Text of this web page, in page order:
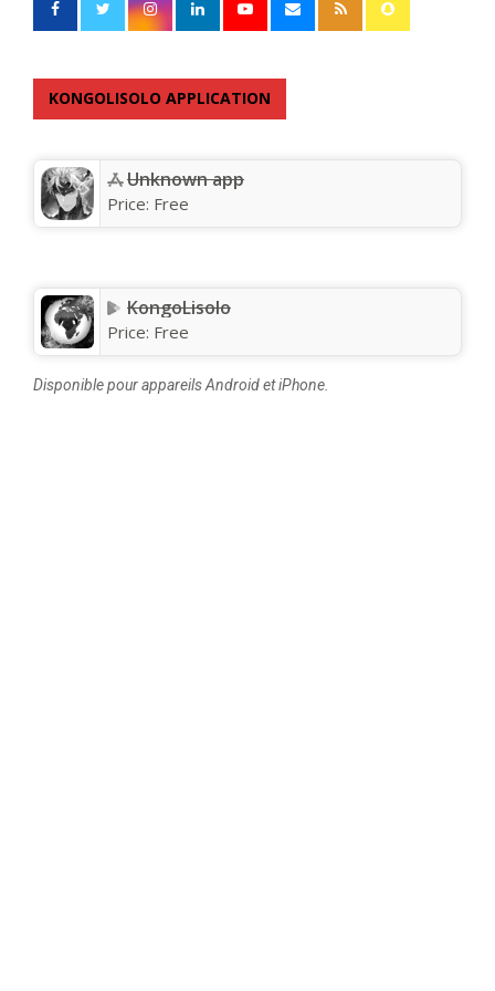
KONGOLISOLO APPLICATION
Unknown app
Price: Free
KongoLisolo
Price: Free
Disponible pour appareils Android et iPhone.